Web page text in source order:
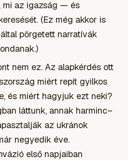
mi az igazság — és
(Ez még akkor is
pörgetett narratívák
nem ez. Az alapkérdés ott
miért repít gyilkos
és miért hagyjuk ezt neki?
láttunk, annak harminc–
az ukránok
negyedik éve.
első napjaiban